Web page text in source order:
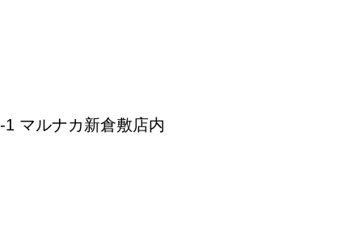
マルナカ新倉敷店内